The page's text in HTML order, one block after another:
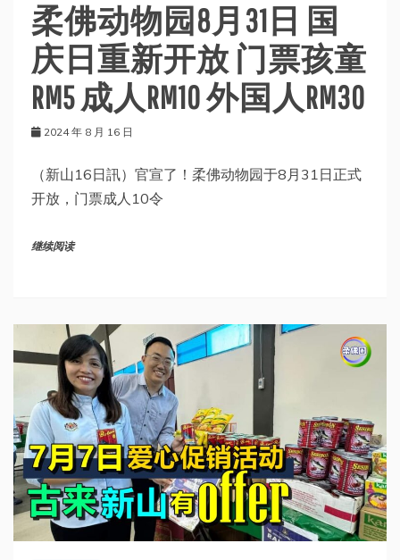
柔佛动物园8月31日 国
庆日重新开放 门票孩童
RM5 成人RM10 外国人RM30
2024 年 8 月 16 日
（新山16日訊）官宣了！柔佛动物园于8月31日正式
开放，门票成人10令
继续阅读